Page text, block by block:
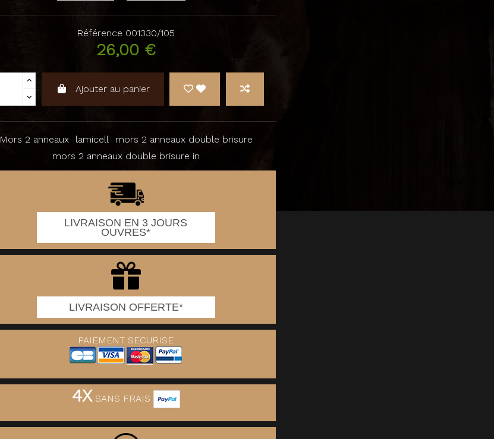
Référence 001330/105
26,00 €
Ajouter au panier
Mors 2 anneaux lamicell
mors 2 anneaux double brisure
mors 2 anneaux double brisure in
LIVRAISON EN 3 JOURS
OUVRES*
LIVRAISON OFFERTE*
PAIEMENT SECURISE
4XSANS FRAIS